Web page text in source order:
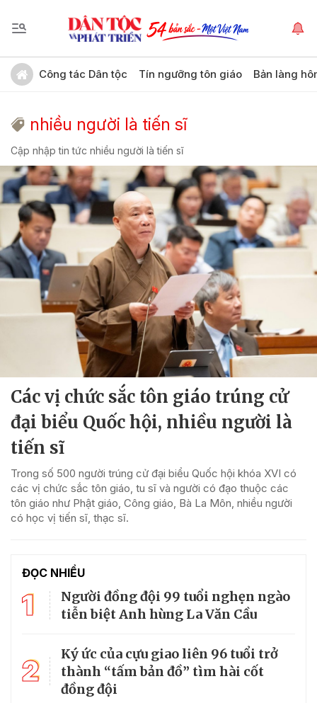
Công tác Dân tộc Tín ngưỡng tôn giáo Bản làng
nhiều người là tiến sĩ
Cập nhập tin tức nhiều người là tiến sĩ
Các vị chức sắc tôn giáo trúng cử
đại biểu Quốc hội, nhiều người là
tiến sĩ
Trong số 500 người trúng cử đại biểu Quốc hội khóa XVI có
các vị chức sắc tôn giáo, tu sĩ và người có đạo thuộc các
tôn giáo như Phật giáo, Công giáo, Bà La Môn, nhiều người
có học vị tiến sĩ, thạc sĩ.
ĐỌC NHIỀU
1
Người đồng đội 99 tuổi nghẹn ngào
tiễn biệt Anh hùng La Văn Cầu
2
Ký ức của cựu giao liên 96 tuổi trở
thành “tấm bản đồ” tìm hài cốt
đồng đội